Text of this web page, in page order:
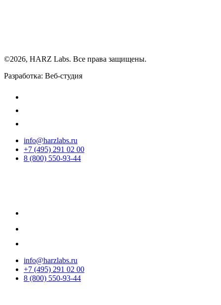
©2026, HARZ Labs. Все права защищены.
Разработка: Веб-студия
info@harzlabs.ru
+7 (495) 291 02 00
8 (800) 550-93-44
info@harzlabs.ru
+7 (495) 291 02 00
8 (800) 550-93-44